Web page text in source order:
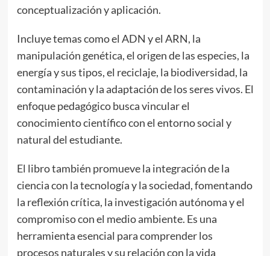
conceptualización y aplicación.
Incluye temas como el ADN y el ARN, la
manipulación genética, el origen de las especies, la
energía y sus tipos, el reciclaje, la biodiversidad, la
contaminación y la adaptación de los seres vivos. El
enfoque pedagógico busca vincular el
conocimiento científico con el entorno social y
natural del estudiante.
El libro también promueve la integración de la
ciencia con la tecnología y la sociedad, fomentando
la reflexión crítica, la investigación autónoma y el
compromiso con el medio ambiente. Es una
herramienta esencial para comprender los
procesos naturales y su relación con la vida